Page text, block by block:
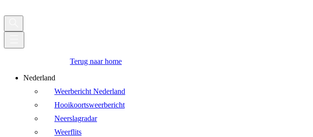
Terug naar home
Nederland
Weerbericht Nederland
Hooikoortsweerbericht
Neerslagradar
Weerflits